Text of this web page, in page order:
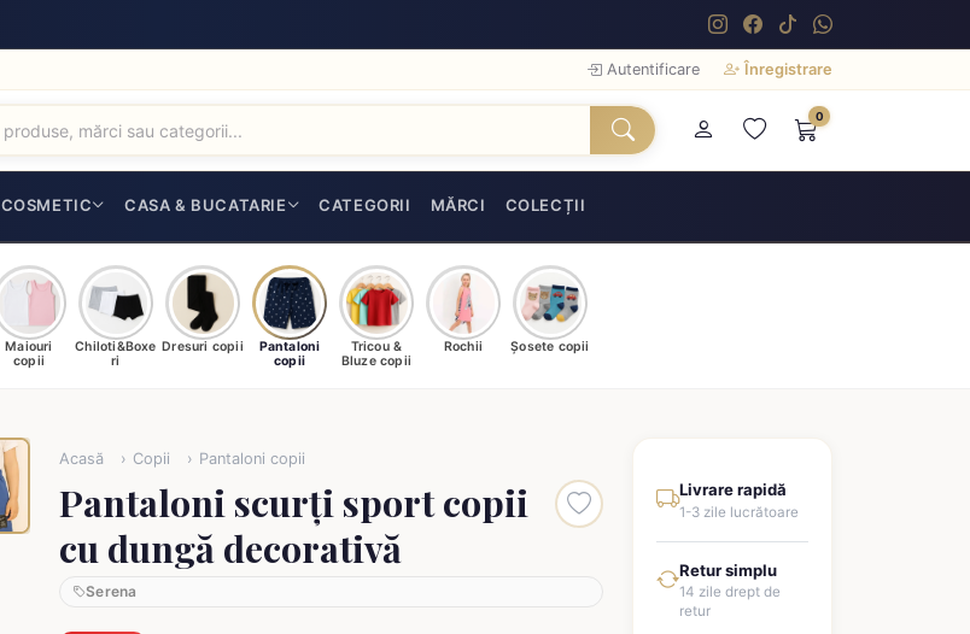
Autentificare Înregistrare
0
COSMETIC CASA & BUCATARIE CATEGORII MĂRCI COLECȚII
Maiouri
copii
Chiloti&Boxe
ri
Dresuri copii
Pantaloni
copii
Tricou &
Bluze copii
Rochii Șosete copii
Acasă Copii Pantaloni copii
Pantaloni scurți sport copii
cu dungă decorativă
Serena
Livrare rapidă
1-3 zile lucrătoare
Retur simplu
14 zile drept de
retur